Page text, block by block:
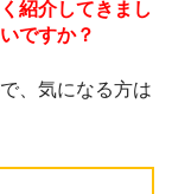
紹介してきまし
ですか？
、気になる方は